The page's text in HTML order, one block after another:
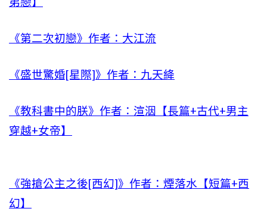
《第二次初戀》作者：大江流
《盛世驚婚[星際]》作者：九天絳
《教科書中的朕》作者：渲洇【長篇+古代+男主
穿越+女帝】
《強搶公主之後[西幻]》作者：煙落水【短篇+西
幻】